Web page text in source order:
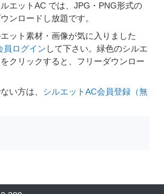
エットAC では、JPG・PNG形式の
ンロードし放題です。
ット素材・画像が気に入りました
員ログイン して下さい。緑色のシルエ
クリックすると、フリーダウンロー
い方は、 シルエットAC会員登録（無